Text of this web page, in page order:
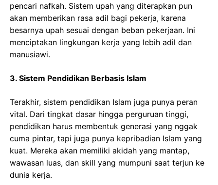
pencari nafkah. Sistem upah yang diterapkan pun
akan memberikan rasa adil bagi pekerja, karena
besarnya upah sesuai dengan beban pekerjaan. Ini
menciptakan lingkungan kerja yang lebih adil dan
manusiawi.
3. Sistem Pendidikan Berbasis Islam
Terakhir, sistem pendidikan Islam juga punya peran
vital. Dari tingkat dasar hingga perguruan tinggi,
pendidikan harus membentuk generasi yang nggak
cuma pintar, tapi juga punya kepribadian Islam yang
kuat. Mereka akan memiliki akidah yang mantap,
wawasan luas, dan skill yang mumpuni saat terjun ke
dunia kerja.